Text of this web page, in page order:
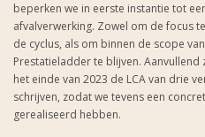
beperken we in eerste instantie tot
afvalverwerking. Zowel om de focus
de cyclus, als om binnen de scope
Prestatieladder te blijven.
het einde van 2023 de LCA van drie
schrijven, zodat we tevens een
gerealiseerd hebben.